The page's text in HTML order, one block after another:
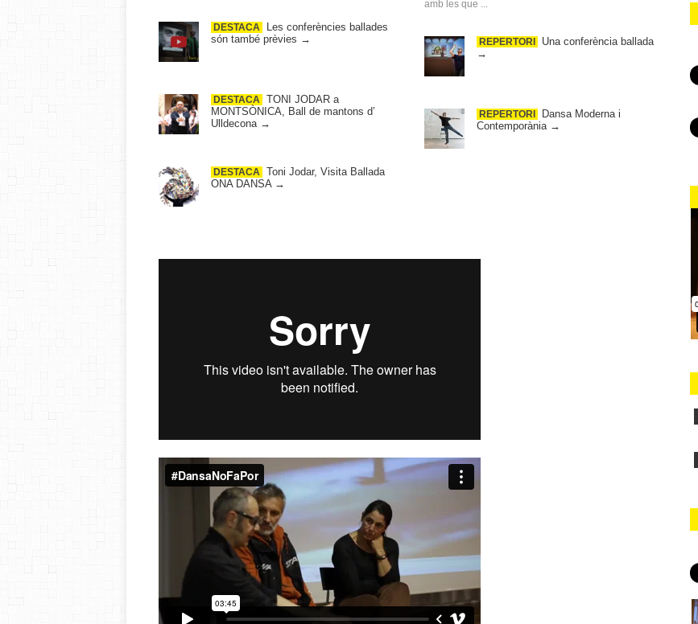
DESTACA
Les conferències ballades
són també prèvies →
DESTACA TONI JODAR a
MONTSÒNICA, Ball de mantons d’
Ulldecona →
DESTACA Toni Jodar, Visita Ballada
ONA DANSA →
amb les que ...
REPERTORI
Una conferència ballada
→
REPERTORI
Dansa Moderna i
Contemporània →